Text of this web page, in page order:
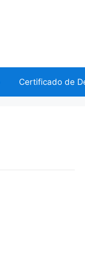
Certificado de